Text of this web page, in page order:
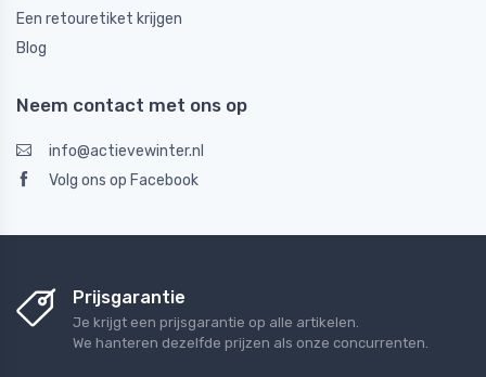
Een retouretiket krijgen
Blog
Neem contact met ons op
info@actievewinter.nl
Volg ons op Facebook
Prijsgarantie
Je krijgt een prijsgarantie op alle artikelen.
We hanteren dezelfde prijzen als onze concurrenten.